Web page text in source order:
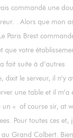
commandé une
. Alors que mon
Paris Brest
que votre
fait suite à d’autres
le serveur, il n’y
une table et il m’a
un « of course sir, at
Pour toutes ces et,
au Grand Colbert.